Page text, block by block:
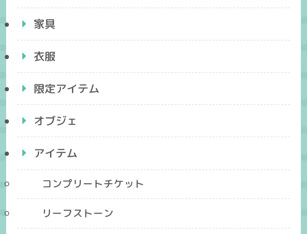
家具
衣服
限定アイテム
オブジェ
アイテム
コンプリートチケット
リーフストーン